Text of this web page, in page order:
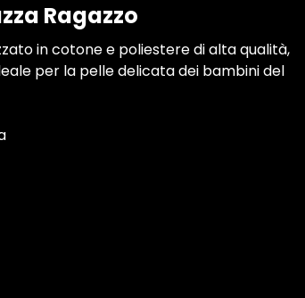
Ragazzo
in cotone e poliestere di alta qualità,
per la pelle delicata dei bambini del